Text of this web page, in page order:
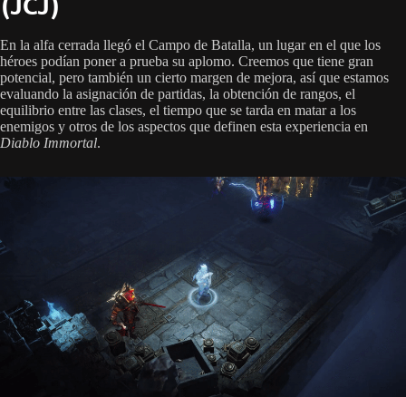
En la alfa cerrada llegó el Campo de Batalla, un lugar en el que los
héroes podían poner a prueba su aplomo. Creemos que tiene gran
potencial, pero también un cierto margen de mejora, así que estamos
evaluando la asignación de partidas, la obtención de rangos, el
equilibrio entre las clases, el tiempo que se tarda en matar a los
enemigos y otros de los aspectos que definen esta experiencia en
Diablo Immortal.